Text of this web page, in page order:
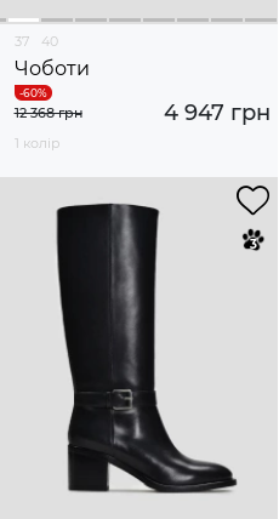
37 40
Чоботи
4 947 грн
12 368 грн
1 колір